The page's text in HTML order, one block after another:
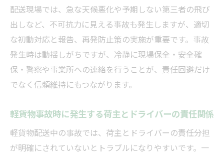
配送現場では、急な天候悪化や予期しない第三者の飛び
出しなど、不可抗力に見える事故も発生しますが、適切
な初動対応と報告、再発防止策の実施が重要です。事故
発生時は動揺しがちですが、冷静に現場保全・安全確
保・警察や事業所への連絡を行うことが、責任回避だけ
でなく信頼維持にもつながります。
軽貨物事故時に発生する荷主とドライバーの責任関係
軽貨物配送中の事故では、荷主とドライバーの責任分担
が明確にされていないとトラブルになりやすいです。一